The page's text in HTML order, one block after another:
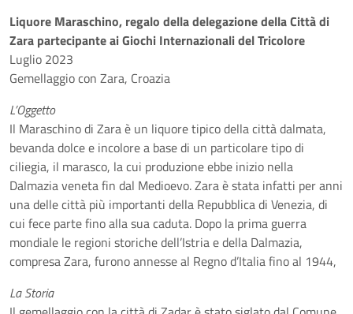
Liquore Maraschino, regalo della delegazione della Città di
Zara partecipante ai Giochi Internazionali del Tricolore
Luglio 2023
Gemellaggio con Zara, Croazia
L’Oggetto
Il Maraschino di Zara è un liquore tipico della città dalmata,
bevanda dolce e incolore a base di un particolare tipo di
ciliegia, il marasco, la cui produzione ebbe inizio nella
Dalmazia veneta fin dal Medioevo. Zara è stata infatti per anni
una delle città più importanti della Repubblica di Venezia, di
cui fece parte fino alla sua caduta. Dopo la prima guerra
mondiale le regioni storiche dell’Istria e della Dalmazia,
compresa Zara, furono annesse al Regno d’Italia fino al 1944,
La Storia